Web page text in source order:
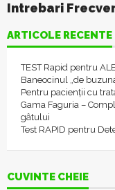
Intrebari
ARTICOLE RECENTE
TEST Rapid pentru
Baneocinul „de
Pentru pacienții cu
Gama Faguria –
gâtului
Test RAPID pentru
CUVINTE CHEIE